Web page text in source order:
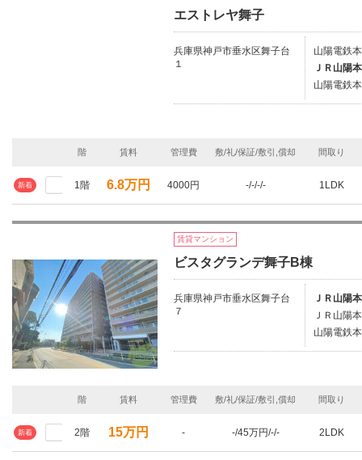
エストレヤ舞子
兵庫県神戸市垂水区舞子台
１
山陽電鉄
ＪＲ山陽
山陽電鉄
階 賃料 管理費 敷/礼/保証/敷引,償却 間取り
新着 1階 6.8万円 4000円 -/-/-/- 1LDK
賃貸マンション
ビスタグランデ舞子B棟
兵庫県神戸市垂水区舞子台
７
ＪＲ山陽
ＪＲ山陽
山陽電鉄
階 賃料 管理費 敷/礼/保証/敷引,償却 間取り
新着 2階 15万円 - -/45万円/-/- 2LDK